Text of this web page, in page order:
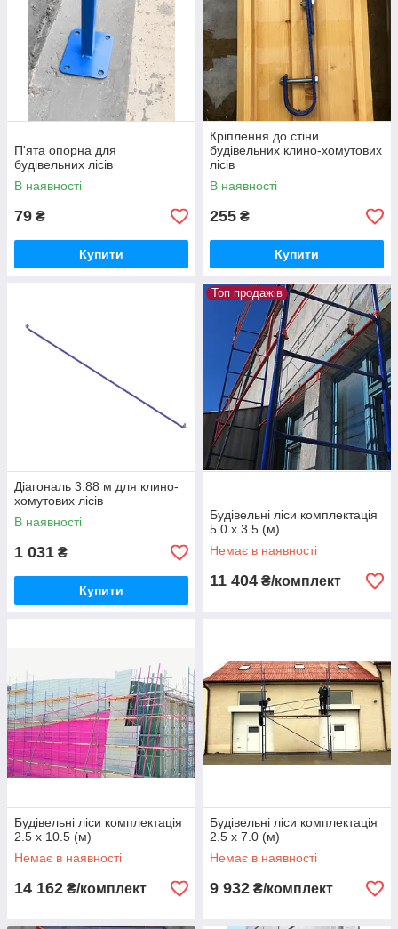
П'ята опорна для
будівельних лісів
В наявності
79 ₴
Купити
Кріплення до стіни
будівельних клино-хомутових
лісів
В наявності
255 ₴
Купити
Діагональ 3.88 м для клино-
хомутових лісів
В наявності
1 031 ₴
Купити
Топ продажів
Будівельні ліси комплектація
5.0 х 3.5 (м)
Немає в наявності
11 404 ₴/комплект
Будівельні ліси комплектація
2.5 х 10.5 (м)
Немає в наявності
14 162 ₴/комплект
Будівельні ліси комплектація
2.5 х 7.0 (м)
Немає в наявності
9 932 ₴/комплект